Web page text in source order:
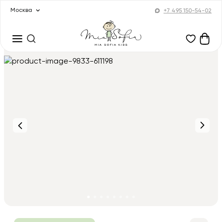
Москва +7 495 150-54-02